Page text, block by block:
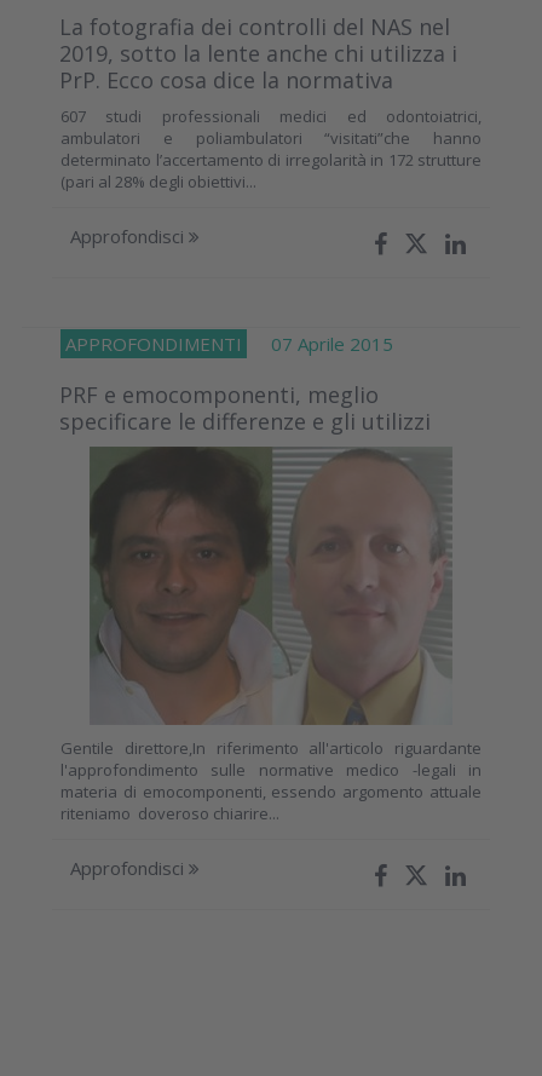
La fotografia dei controlli del NAS nel
2019, sotto la lente anche chi utilizza i
PrP. Ecco cosa dice la normativa
607 studi professionali medici ed odontoiatrici,
ambulatori e poliambulatori “visitati”che hanno
determinato l’accertamento di irregolarità in 172 strutture
(pari al 28% degli obiettivi...
Approfondisci
APPROFONDIMENTI 07 Aprile 2015
PRF e emocomponenti, meglio
specificare le differenze e gli utilizzi
Gentile direttore,In riferimento all'articolo riguardante
l'approfondimento sulle normative medico -legali in
materia di emocomponenti, essendo argomento attuale
riteniamo doveroso chiarire...
Approfondisci